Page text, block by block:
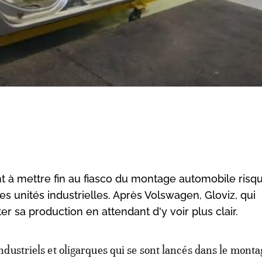
à mettre fin au fiasco du montage automobile
unités industrielles. Après Volswagen, Gloviz, qui
sa production en attendant d'y voir plus clair.
et oligarques qui se sont lancés dans le